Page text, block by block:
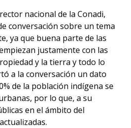
nacional de la Conadi,
conversación sobre un tema
ya que buena parte de las
justamente con las
y la tierra y todo lo
a la conversación un dato
de la población indígena se
por lo que, a su
en el ámbito del